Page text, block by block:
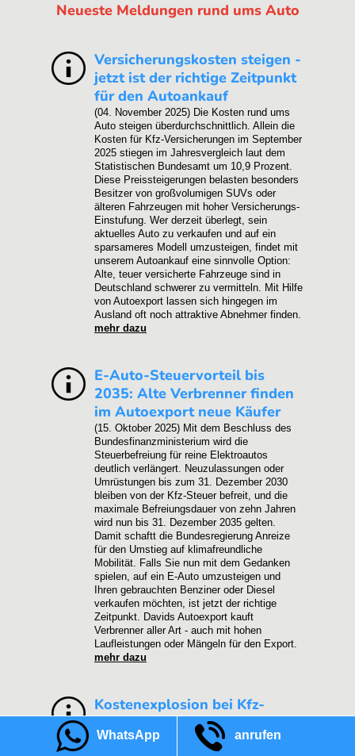
Neueste Meldungen rund ums Auto
Versicherungskosten steigen -
jetzt ist der richtige Zeitpunkt
für den Autoankauf
(04. November 2025) Die Kosten rund ums
Auto steigen überdurchschnittlich. Allein die
Kosten für Kfz-Versicherungen im September
2025 stiegen im Jahresvergleich laut dem
Statistischen Bundesamt um 10,9 Prozent.
Diese Preissteigerungen belasten besonders
Besitzer von großvolumigen SUVs oder
älteren Fahrzeugen mit hoher Versicherungs-
Einstufung. Wer derzeit überlegt, sein
aktuelles Auto zu verkaufen und auf ein
sparsameres Modell umzusteigen, findet mit
unserem Autoankauf eine sinnvolle Option:
Alte, teuer versicherte Fahrzeuge sind in
Deutschland schwerer zu vermitteln. Mit Hilfe
von Autoexport lassen sich hingegen im
Ausland oft noch attraktive Abnehmer finden.
mehr dazu
E-Auto-Steuervorteil bis
2035: Alte Verbrenner finden
im Autoexport neue Käufer
(15. Oktober 2025) Mit dem Beschluss des
Bundesfinanzministerium wird die
Steuerbefreiung für reine Elektroautos
deutlich verlängert. Neuzulassungen oder
Umrüstungen bis zum 31. Dezember 2030
bleiben von der Kfz-Steuer befreit, und die
maximale Befreiungsdauer von zehn Jahren
wird nun bis 31. Dezember 2035 gelten.
Damit schaftt die Bundesregierung Anreize
für den Umstieg auf klimafreundliche
Mobilität. Falls Sie nun mit dem Gedanken
spielen, auf ein E-Auto umzusteigen und
Ihren gebrauchten Benziner oder Diesel
verkaufen möchten, ist jetzt der richtige
Zeitpunkt. Davids Autoexport kauft
Verbrenner aller Art - auch mit hohen
Laufleistungen oder Mängeln für den Export.
mehr dazu
Kostenexplosion bei Kfz-
Werkstätten: Autoexport statt
teurer Auto Reparatur
WhatsApp anrufen